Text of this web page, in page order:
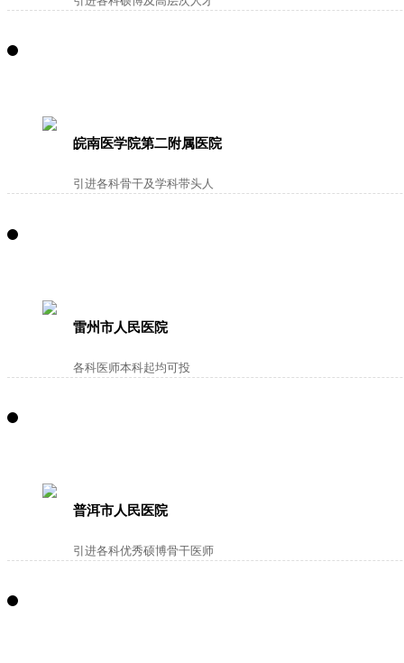
皖南医学院第二附属医院
引进各科骨干及学科带头人
雷州市人民医院
各科医师本科起均可投
普洱市人民医院
引进各科优秀硕博骨干医师